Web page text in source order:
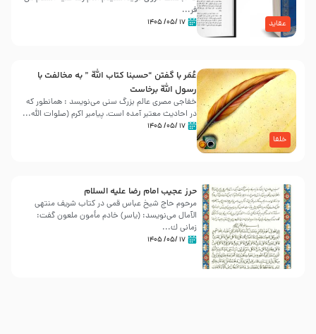
عقاید
فر...
۱۷ /۰۵/ ۱۴۰۵
خلفا
عُمَر با گفتن “حسبنا كتاب اللّه ” به مخالفت با
رسول اللّه برخاست
خفاجی مصری عالم بزرگ سنی می‌نویسد : همانطور که
در احادیث معتبر آمده است، پیامبر اکرم (صلوات اللّه...
۱۷ /۰۵/ ۱۴۰۵
حرز عجیب امام رضا علیه السلام
مرحوم حاج شیخ عباس قمی در کتاب شریف منتهی
الآمال می‌نویسد: (ياسر) خادم مأمون ملعون گفت:
زمانى ك...
۱۷ /۰۵/ ۱۴۰۵